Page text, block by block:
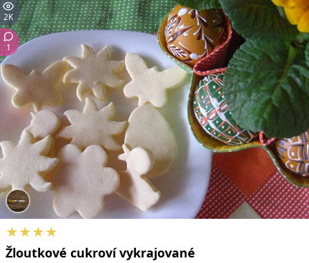
2K
1
★★★★
Žloutkové cukroví vykrajované